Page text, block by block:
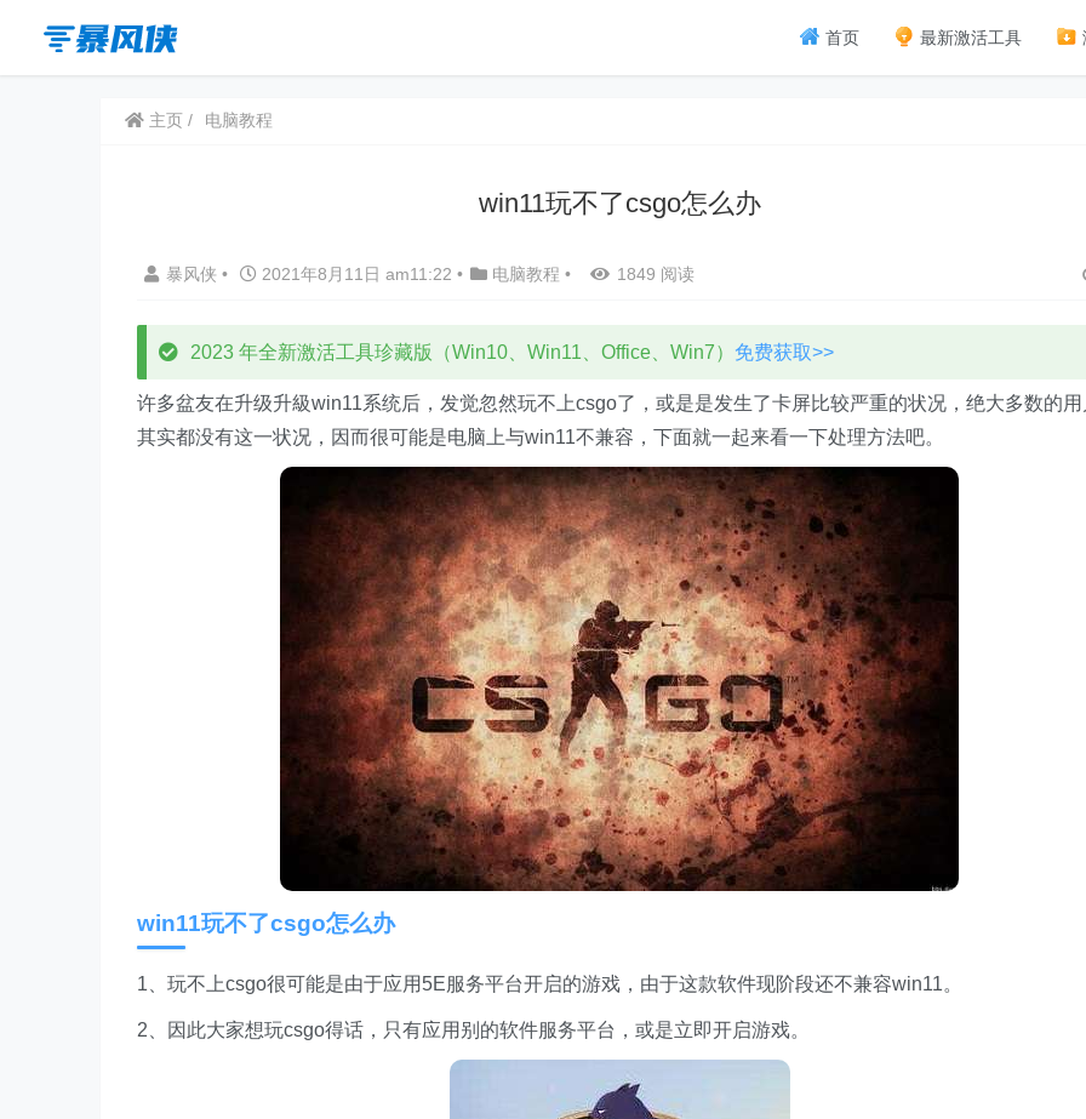
首页 最新激活工具
主页 电脑教程
win11玩不了csgo怎么办
暴风侠 • 2021年8月11日 am11:22 • 电脑教程 • 1849 阅读
2023 年全新激活工具珍藏版（Win10、Win11、Office、Win7） 免费获取>>
许多盆友在升级升級win11系统后，发觉忽然玩不上csgo了，或是是发生了卡屏比较严重的状况，绝大多数的用
其实都没有这一状况，因而很可能是电脑上与win11不兼容，下面就一起来看一下处理方法吧。
win11玩不了csgo怎么办
1、玩不上csgo很可能是由于应用5E服务平台开启的游戏，由于这款软件现阶段还不兼容win11。
2、因此大家想玩csgo得话，只有应用别的软件服务平台，或是立即开启游戏。